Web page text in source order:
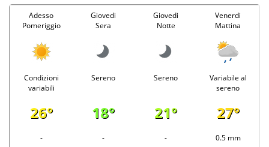
Adesso
Pomeriggio
Giovedi
Sera
Giovedi
Notte
Venerdi
Mattina
Condizioni
variabili
Sereno Sereno
Variabile al
sereno
26° 18° 21° 27°
- - - 0.5 mm